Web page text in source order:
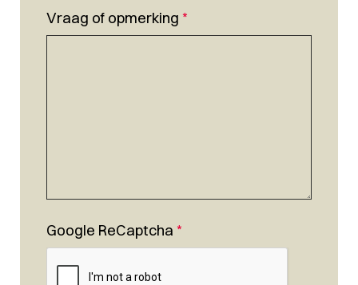
Vraag of opmerking *
Google ReCaptcha *